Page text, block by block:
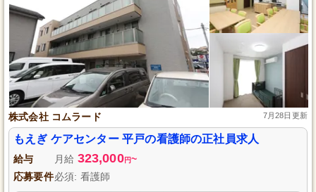
株式会社 コムラード 7月28日更新
もえぎ ケアセンター 平戸の看護師の正社員求人
給与 月給 323,000円~
応募要件必須: 看護師